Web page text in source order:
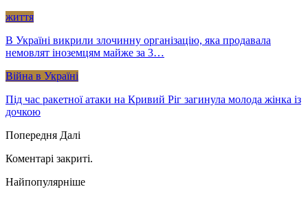
життя
В Україні викрили злочинну організацію, яка продавала
немовлят іноземцям майже за 3…
Війна в Україні
Під час ракетної атаки на Кривий Ріг загинула молода жінка із
дочкою
Попередня Далі
Коментарі закриті.
Найпопулярніше